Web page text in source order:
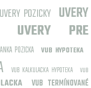
UVERY POZICKY UVERY
UVERY PRE
POZICKA VUB HYPOTEKA
VUB KALKULACKA HYPOTEKA
VUB
VUB TERMÍNOVANÉ